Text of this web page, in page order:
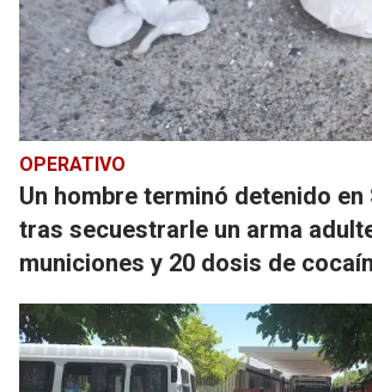
OPERATIVO
Un hombre terminó detenido en
tras secuestrarle un arma
municiones y 20 dosis de